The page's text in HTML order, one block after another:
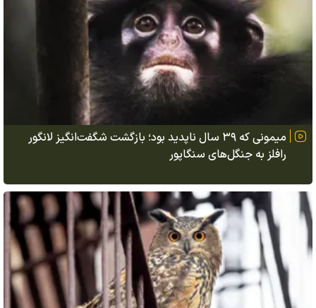
میمونی که ۳۹ سال ناپدید بود؛ بازگشت شگفت‌انگیز لانگور
رافلز به جنگل‌های سنگاپور